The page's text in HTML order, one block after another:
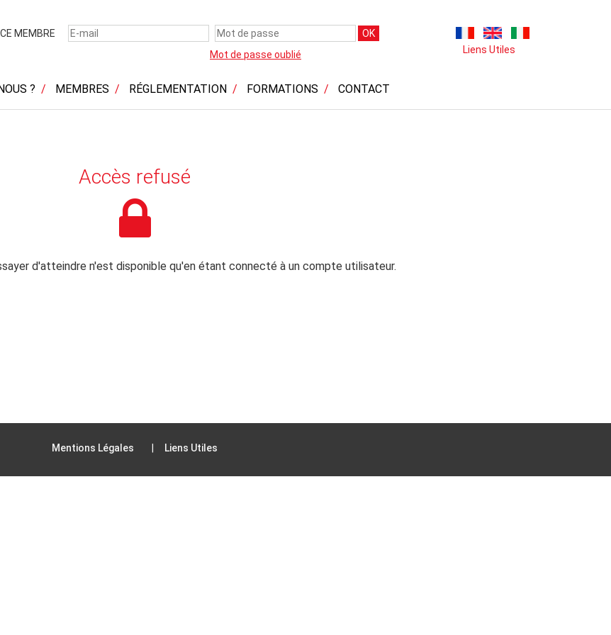
MEMBRE
OK
Mot de passe oublié
Liens Utiles
? MEMBRES RÉGLEMENTATION FORMATIONS CONTACT
Accès refusé
d'atteindre n'est disponible qu'en étant connecté à un compte utilisateur.
Mentions Légales Liens Utiles